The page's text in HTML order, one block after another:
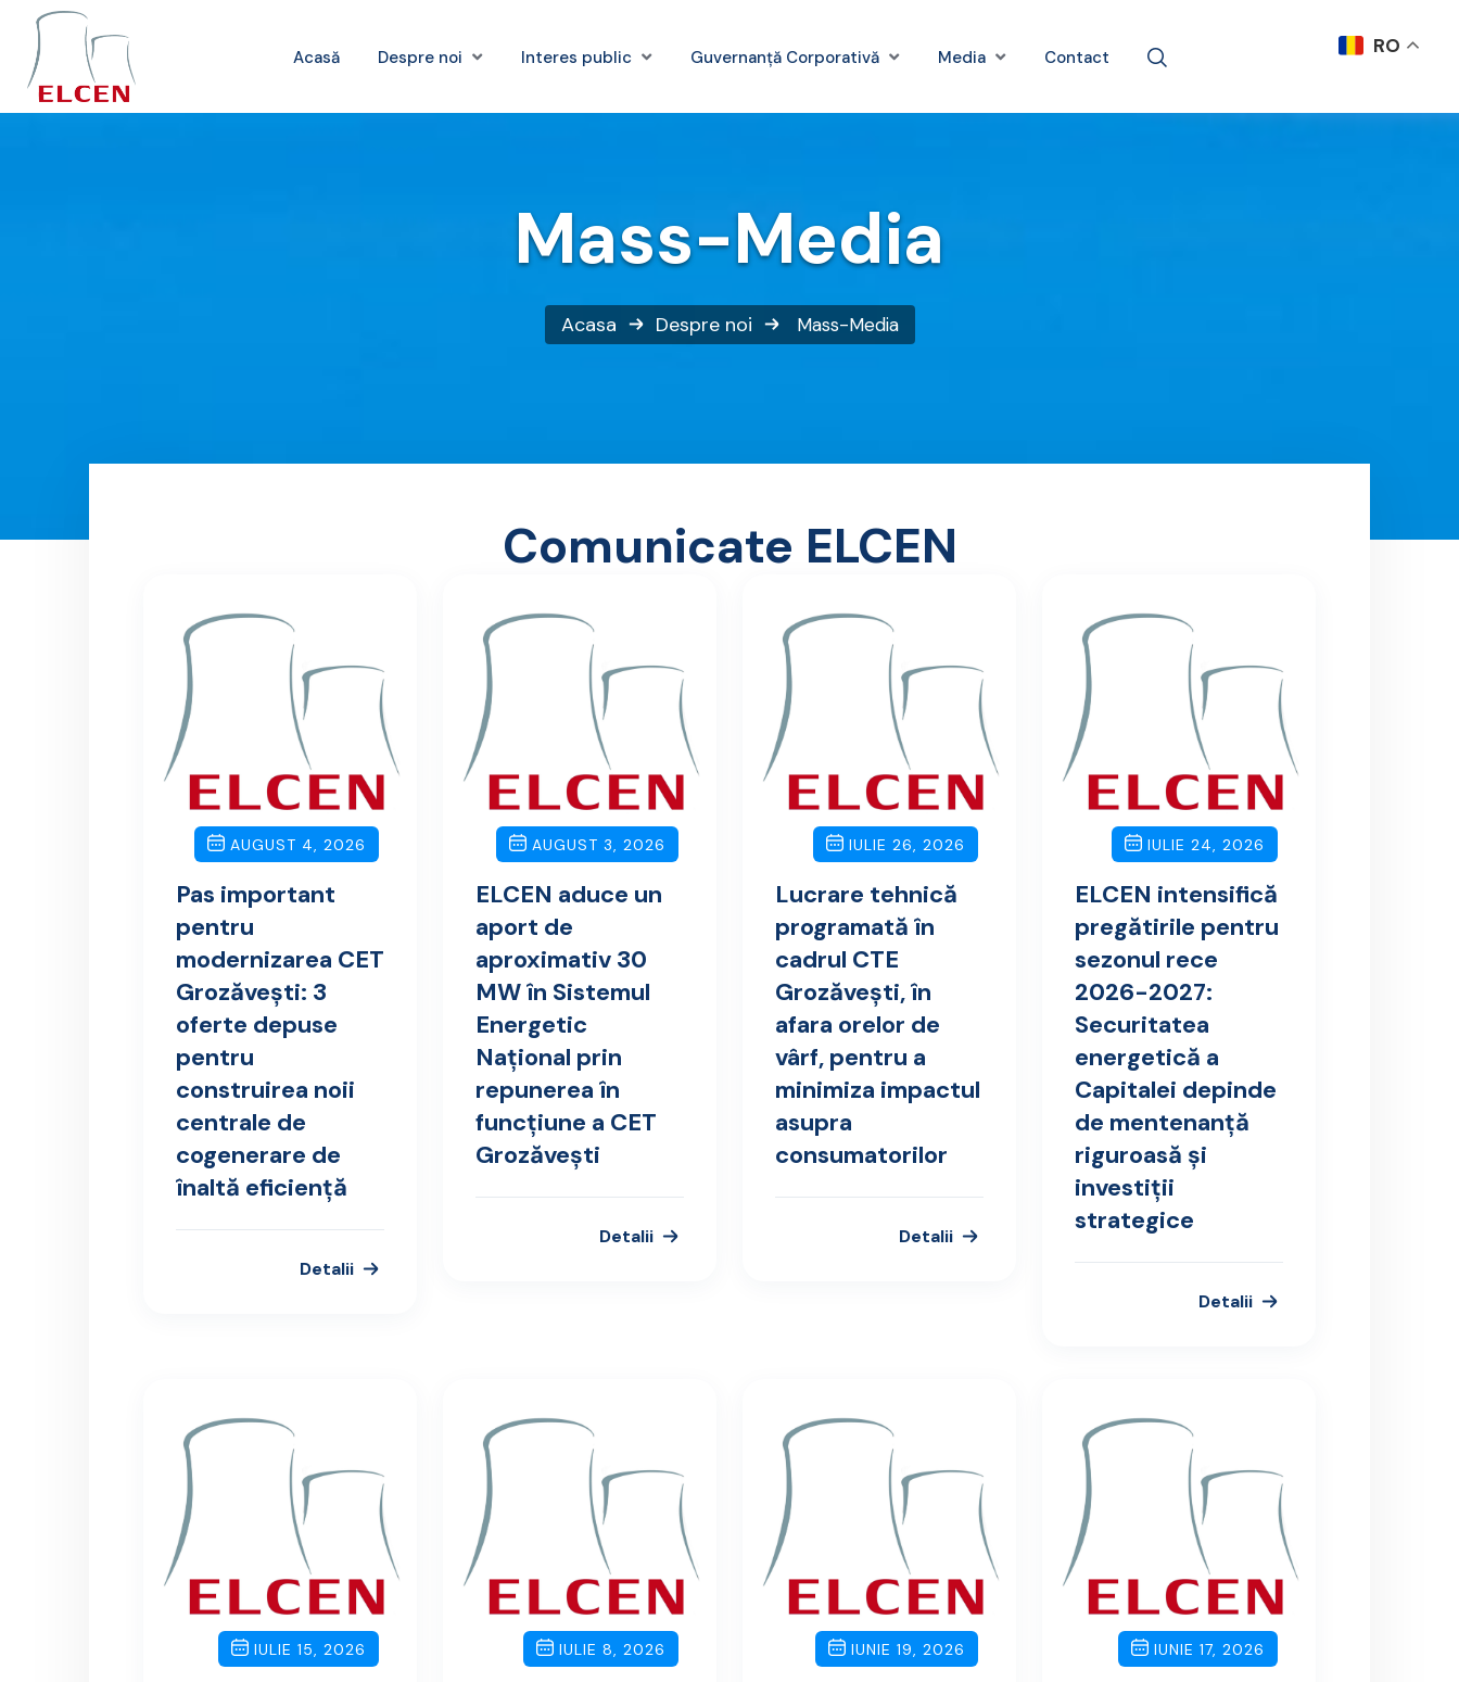
Acasă Despre noi Interes public Guvernanță Corporativă Media Contact
Mass-Media
Acasa Despre noi Mass-Media
Comunicate ELCEN
AUGUST 4, 2026
Pas important
pentru
modernizarea CET
Grozăvești: 3
oferte depuse
pentru
construirea noii
centrale de
cogenerare de
înaltă eficiență
Detalii
AUGUST 3, 2026
ELCEN aduce un
aport de
aproximativ 30
MW în Sistemul
Energetic
Național prin
repunerea în
funcțiune a CET
Grozăvești
Detalii
IULIE 26, 2026
Lucrare tehnică
programată în
cadrul CTE
Grozăvești, în
afara orelor de
vârf, pentru a
minimiza impactul
asupra
consumatorilor
Detalii
IULIE 24, 2026
ELCEN intensifică
pregătirile pentru
sezonul rece
2026-2027:
Securitatea
energetică a
Capitalei depinde
de mentenanță
riguroasă și
investiții
strategice
Detalii
IULIE 15, 2026 IULIE 8, 2026 IUNIE 19, 2026 IUNIE 17, 2026
RO